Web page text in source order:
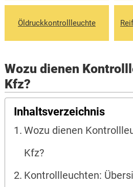
Öldruckkontrollleuchte
Wozu dienen
Kfz?
Inhaltsverzeichnis
Wozu dienen
Kfz?
Kontrollleuchten: